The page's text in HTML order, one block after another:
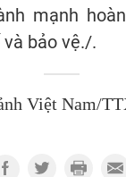
mạnh
bảo vệ./.
Việt Nam/